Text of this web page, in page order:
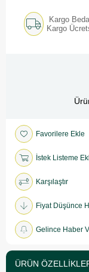
Kargo
Kargo
Favorilere Ekle
İstek Listeme
Karşılaştır
Fiyat Düşünce
Gelince Haber
ÜRÜN